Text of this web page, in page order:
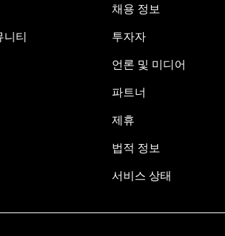
티
채용 정보
투자자
언론 및 미디어
파트너
제휴
법적 정보
서비스 상태